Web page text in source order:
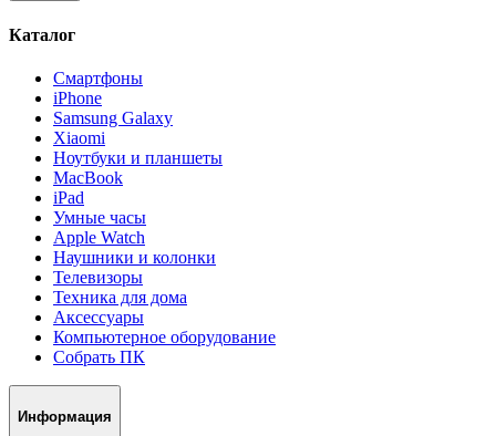
Каталог
Смартфоны
iPhone
Samsung Galaxy
Xiaomi
Ноутбуки и планшеты
MacBook
iPad
Умные часы
Apple Watch
Наушники и колонки
Телевизоры
Техника для дома
Аксессуары
Компьютерное оборудование
Собрать ПК
Информация